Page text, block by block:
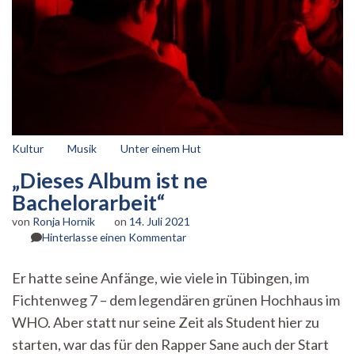
Kultur Musik Unter einem Hut
„Dieses Album ist ne
Bachelorarbeit“
von Ronja Hornik on 14. Juli 2021
Hinterlasse einen Kommentarzu
ist
ne
Bachelorarbeit“
Er hatte seine Anfänge, wie viele in Tübingen, im
Fichtenweg 7 – dem legendären grünen Hochhaus im
WHO. Aber statt nur seine Zeit als Student hier zu
starten, war das für den Rapper Sane auch der Start